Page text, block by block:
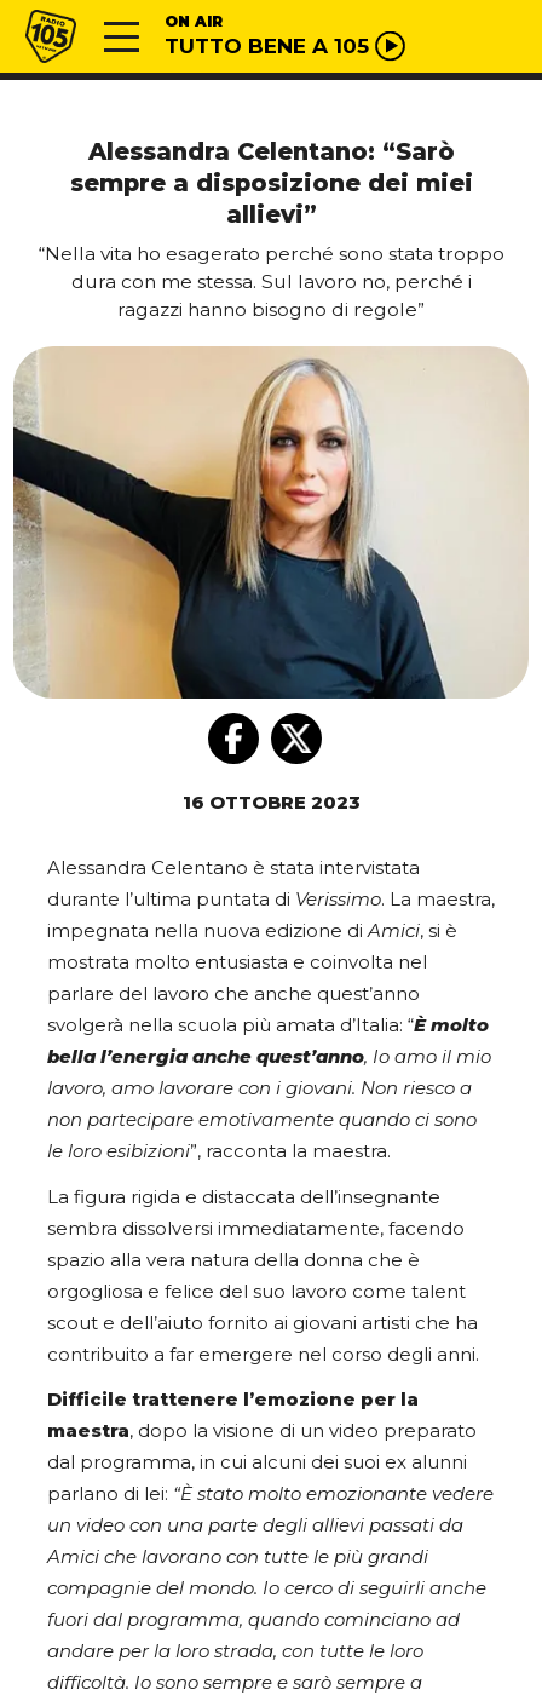
Vai al contenuto
Radio 105 ON AIR
TUTTO BENE A 105
Alessandra Celentano: “Sarò
sempre a disposizione dei miei
allievi”
“Nella vita ho esagerato perché sono stata troppo
dura con me stessa. Sul lavoro no, perché i
ragazzi hanno bisogno di regole”
16 OTTOBRE 2023
Alessandra Celentano è stata intervistata
durante l’ultima puntata di Verissimo. La maestra,
impegnata nella nuova edizione diAmici, si è
mostrata molto entusiasta e coinvolta nel
parlare del lavoro che anche quest’anno
svolgerà nella scuola più amata d’Italia: “È molto
bella l’energia anche quest’anno, Io amo il mio
lavoro, amo lavorare con i giovani. Non riesco a
non partecipare emotivamente quando ci sono
le loro esibizioni”, racconta la maestra.
La figura rigida e distaccata dell’insegnante
sembra dissolversi immediatamente, facendo
spazio alla vera natura della donna che è
orgogliosa e felice del suo lavoro come talent
scout e dell’aiuto fornito ai giovani artisti che ha
contribuito a far emergere nel corso degli anni.
Difficile trattenere l’emozione per la
maestra, dopo la visione di un video preparato
dal programma, in cui alcuni dei suoi ex alunni
parlano di lei: “È stato molto emozionante vedere
un video con una parte degli allievi passati da
Amici che lavorano con tutte le più grandi
compagnie del mondo. Io cerco di seguirli anche
fuori dal programma, quando cominciano ad
andare per la loro strada, con tutte le loro
difficoltà. Io sono sempre e sarò sempre a